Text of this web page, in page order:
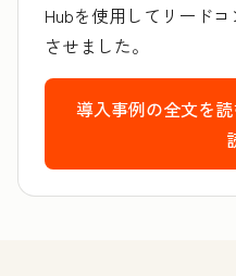
Hubを使用してリード
させました。
導入事例の全文を読